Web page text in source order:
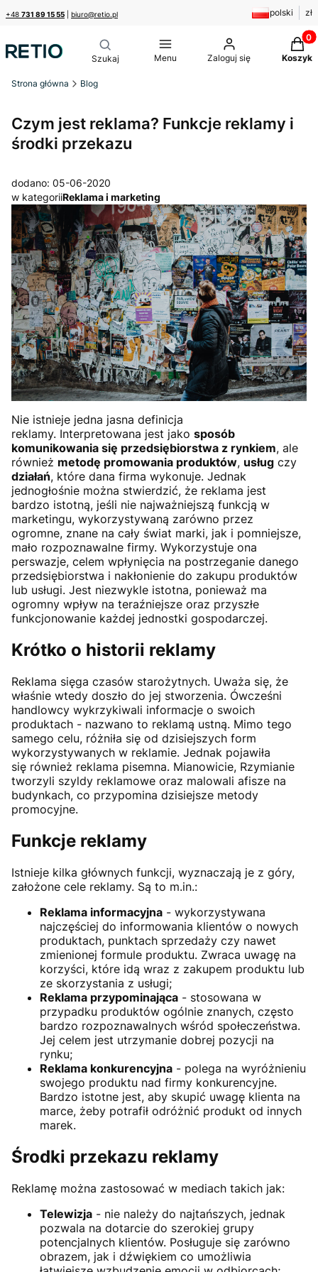
+48 731 89 15 55 biuro@retio.pl polski zł
Menu Zaloguj się Koszyk
Strona główna Blog
Czym jest reklama? Funkcje reklamy i
środki przekazu
dodano: 05-06-2020
w kategoriiReklama i marketing
Nie istnieje jedna jasna definicja
reklamy. Interpretowana jest jako sposób
komunikowania się przedsiębiorstwa z rynkiem, ale
również metodę promowania produktów, usług czy
działań, które dana firma wykonuje. Jednak
jednogłośnie można stwierdzić, że reklama jest
bardzo istotną, jeśli nie najważniejszą funkcją w
marketingu, wykorzystywaną zarówno przez
ogromne, znane na cały świat marki, jak i pomniejsze,
mało rozpoznawalne firmy. Wykorzystuje ona
perswazje, celem wpłynięcia na postrzeganie danego
przedsiębiorstwa i nakłonienie do zakupu produktów
lub usługi. Jest niezwykle istotna, ponieważ ma
ogromny wpływ na teraźniejsze oraz przyszłe
funkcjonowanie każdej jednostki gospodarczej.
Krótko o historii reklamy
Reklama sięga czasów starożytnych. Uważa się, że
właśnie wtedy doszło do jej stworzenia. Ówcześni
handlowcy wykrzykiwali informacje o swoich
produktach - nazwano to reklamą ustną. Mimo tego
samego celu, różniła się od dzisiejszych form
wykorzystywanych w reklamie. Jednak pojawiła
się również reklama pisemna. Mianowicie, Rzymianie
tworzyli szyldy reklamowe oraz malowali afisze na
budynkach, co przypomina dzisiejsze metody
promocyjne.
Funkcje reklamy
Istnieje kilka głównych funkcji, wyznaczają je z góry,
założone cele reklamy. Są to m.in.:
Reklama informacyjna - wykorzystywana
najczęściej do informowania klientów o nowych
produktach, punktach sprzedaży czy nawet
zmienionej formule produktu. Zwraca uwagę na
korzyści, które idą wraz z zakupem produktu lub
ze skorzystania z usługi;
Reklama przypominająca - stosowana w
przypadku produktów ogólnie znanych, często
bardzo rozpoznawalnych wśród społeczeństwa.
Jej celem jest utrzymanie dobrej pozycji na
rynku;
Reklama konkurencyjna - polega na wyróżnieniu
swojego produktu nad firmy konkurencyjne.
Bardzo istotne jest, aby skupić uwagę klienta na
marce, żeby potrafił odróżnić produkt od innych
marek.
Środki przekazu reklamy
Reklamę można zastosować w mediach takich jak:
Telewizja - nie należy do najtańszych, jednak
pozwala na dotarcie do szerokiej grupy
potencjalnych klientów. Posługuje się zarówno
obrazem, jak i dźwiękiem co umożliwia